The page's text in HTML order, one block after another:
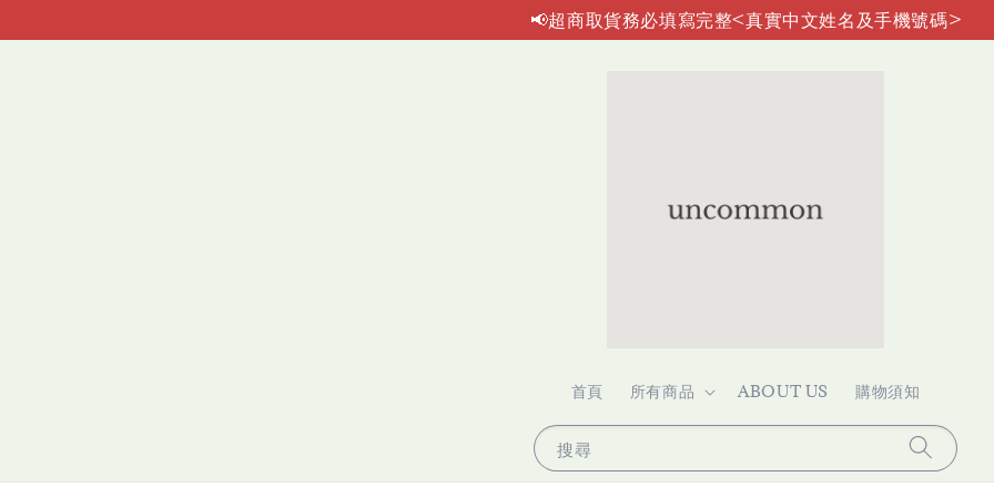
📢超商取貨務必填寫完整<真實中文姓名及手機號碼>
搜尋
首頁 所有商品 ABOUT US 購物須知